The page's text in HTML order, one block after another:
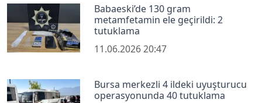
Babaeski’de 130 gram
metamfetamin ele geçirildi: 2
tutuklama
11.06.2026 20:47
Bursa merkezli 4 ildeki uyuşturucu
operasyonunda 40 tutuklama